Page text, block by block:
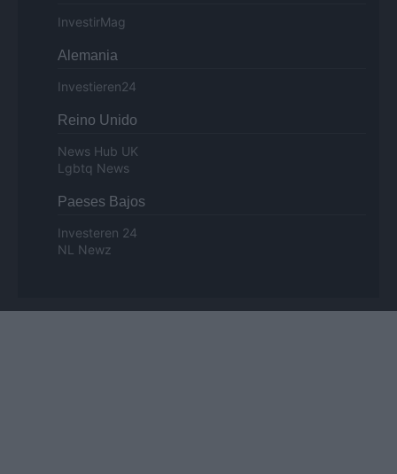
InvestirMag
Alemania
Investieren24
Reino Unido
News Hub UK
Lgbtq News
Paeses Bajos
Investeren 24
NL Newz